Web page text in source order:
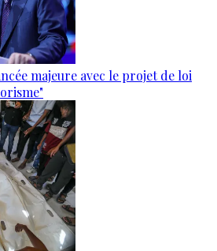
majeure avec le projet de loi